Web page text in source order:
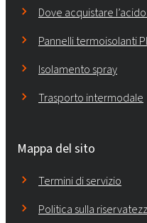
Dove acquistare
Pannelli termoisolanti
Isolamento spray
Trasporto intermodale
Mappa del sito
Termini di servizio
Politica sulla